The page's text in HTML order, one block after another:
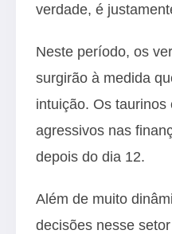
verdade, é
Neste período, os
surgirão à medida
intuição. Os taurinos
agressivos nas
depois do dia 12.
Além de muito
decisões nesse